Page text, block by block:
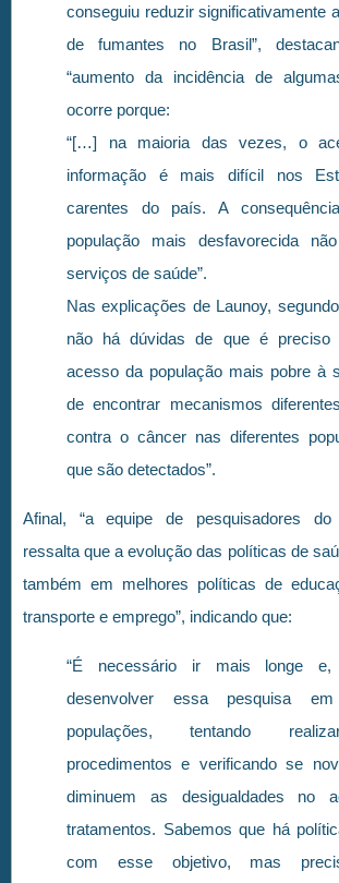
conseguiu reduzir significativamente
de fumantes no Brasil”,
“aumento da incidência de
ocorre porque:
“[…] na maioria das vezes, o
informação é mais difícil nos
carentes do país. A
população mais desfavorecida
serviços de saúde”.
Nas explicações de Launoy,
não há dúvidas de que é preciso
acesso da população mais pobre à
de encontrar mecanismos
contra o câncer nas diferentes
que são detectados”.
Afinal, “a equipe de pesquisadores do
ressalta que a evolução das políticas de
também em melhores políticas de
transporte e emprego”, indicando que:
“É necessário ir mais longe e,
desenvolver essa pesquisa em
populações, tentando
procedimentos e verificando se
diminuem as desigualdades no
tratamentos. Sabemos que há
com esse objetivo, mas